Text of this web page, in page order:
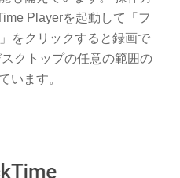
Playerを起動して「フ
をクリックすると録画で
クトップの任意の範囲の
います。